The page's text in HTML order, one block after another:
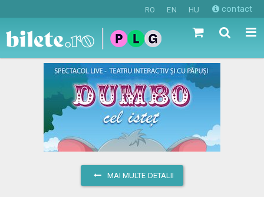
RO EN HU contact
MAI MULTE DETALII